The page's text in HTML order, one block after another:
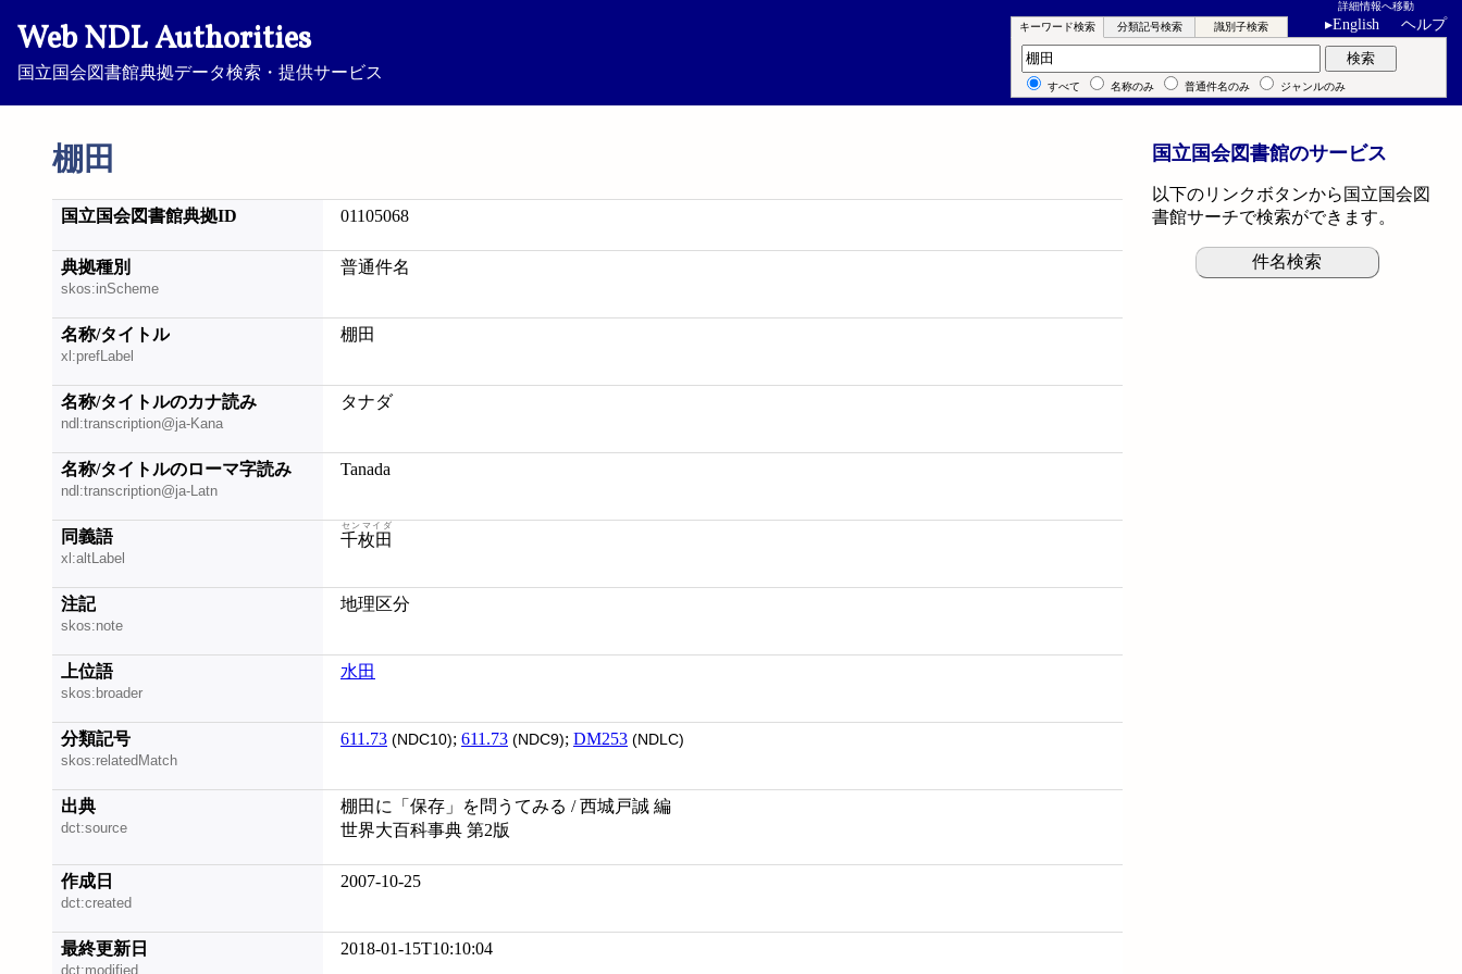
Web NDL Authorities
国立国会図書館典拠データ検索・提供サービス
詳細情報へ移動
▸English ヘルプ
棚田
キーワード検索 分類記号検索 識別子検索
キーワード検索 検索
すべて 名称のみ 普通件名のみ ジャンルのみ
国立国会図書館典拠ID 01105068
典拠種別
skos:inScheme
普通件名
名称/タイトル
xl:prefLabel
棚田
名称/タイトルのカナ読み
ndl:transcription@ja-Kana
タナダ
名称/タイトルのローマ字読み
ndl:transcription@ja-Latn
Tanada
同義語
xl:altLabel
千枚田
センマイダ
注記
skos:note
地理区分
上位語
skos:broader
水田
分類記号
skos:relatedMatch
611.73 (NDC10); 611.73 (NDC9); DM253 (NDLC)
出典
dct:source
棚田に「保存」を問うてみる / 西城戸誠 編
世界大百科事典 第2版
作成日
dct:created
2007-10-25
最終更新日
dct:modified
2018-01-15T10:10:04
国立国会図書館のサービス
以下のリンクボタンから国立国会図
書館サーチで検索ができます。
件名検索